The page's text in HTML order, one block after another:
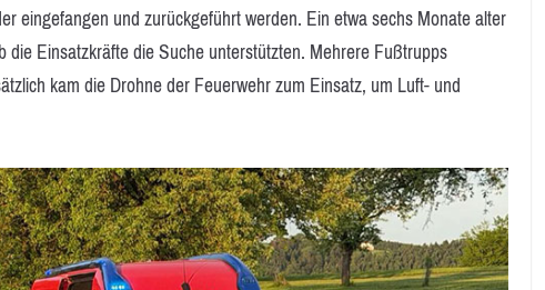
eingefangen und zurückgeführt werden. Ein etwa sechs Monate alter
Einsatzkräfte die Suche unterstützten. Mehrere Fußtrupps
kam die Drohne der Feuerwehr zum Einsatz, um Luft- und